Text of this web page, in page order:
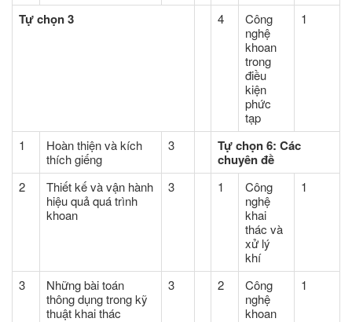
Tự chọn 3 4
Công
nghệ
khoan
trong
điều
kiện
phức
tạp
1
1
Hoàn thiện và kích
thích giếng
3
Tự chọn 6: Các
chuyên đề
2
Thiết kế và vận hành
hiệu quả quá trình
khoan
3 1
Công
nghệ
khai
thác và
xử lý
khí
1
3
Những bài toán
thông dụng trong kỹ
thuật khai thác
3 2
Công
nghệ
khoan
1